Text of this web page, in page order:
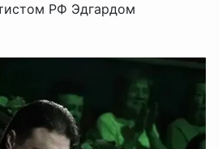
РФ Эдгардом